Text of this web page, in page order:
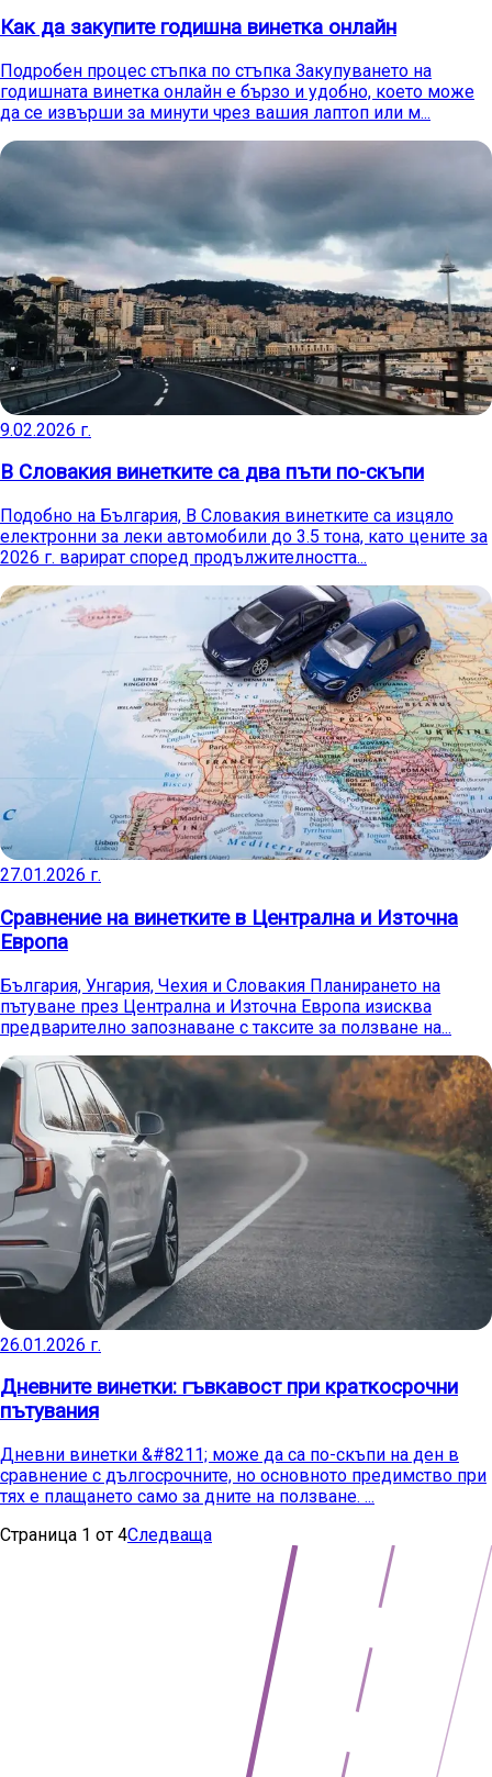
Как да закупите годишна винетка онлайн
Подробен процес стъпка по стъпка Закупуването на
годишната винетка онлайн е бързо и удобно, което може
да се извърши за минути чрез вашия лаптоп или м...
9.02.2026 г.
В Словакия винетките са два пъти по-скъпи
Подобно на България, В Словакия винетките са изцяло
електронни за леки автомобили до 3.5 тона, като цените за
2026 г. варират според продължителността...
27.01.2026 г.
Сравнение на винетките в Централна и Източна
Европа
България, Унгария, Чехия и Словакия Планирането на
пътуване през Централна и Източна Европа изисква
предварително запознаване с таксите за ползване на...
26.01.2026 г.
Дневните винетки: гъвкавост при краткосрочни
пътувания
Дневни винетки &#8211; може да са по-скъпи на ден в
сравнение с дългосрочните, но основното предимство при
тях е плащането само за дните на ползване. ...
Страница 1 от 4Следваща